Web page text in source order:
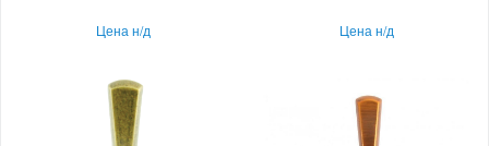
Цена н/д Цена н/д